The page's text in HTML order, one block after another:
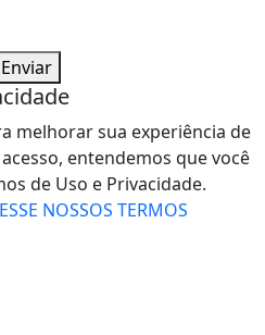
Enviar
melhorar sua experiência de
entendemos que você
de Uso e Privacidade.
NOSSOS TERMOS